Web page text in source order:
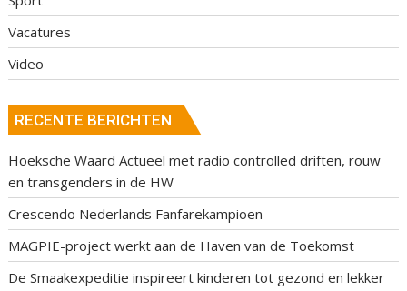
Vacatures
Video
RECENTE BERICHTEN
Hoeksche Waard Actueel met radio controlled driften, rouw
en transgenders in de HW
Crescendo Nederlands Fanfarekampioen
MAGPIE-project werkt aan de Haven van de Toekomst
De Smaakexpeditie inspireert kinderen tot gezond en lekker